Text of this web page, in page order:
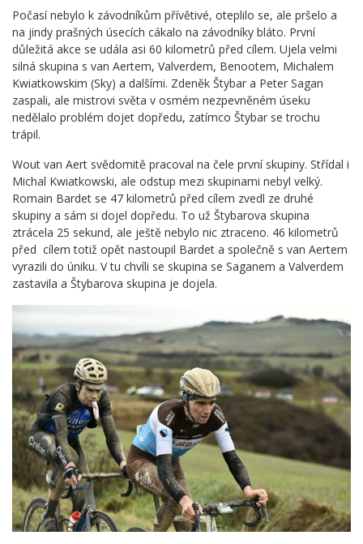
Počasí nebylo k závodníkům přívětivé, oteplilo se, ale pršelo a
na jindy prašných úsecích cákalo na závodníky bláto. První
důležitá akce se udála asi 60 kilometrů před cílem. Ujela velmi
silná skupina s van Aertem, Valverdem, Benootem, Michalem
Kwiatkowskim (Sky) a dalšími. Zdeněk Štybar a Peter Sagan
zaspali, ale mistrovi světa v osmém nezpevněném úseku
nedělalo problém dojet dopředu, zatímco Štybar se trochu
trápil.
Wout van Aert svědomitě pracoval na čele první skupiny. Střídal i
Michal Kwiatkowski, ale odstup mezi skupinami nebyl velký.
Romain Bardet se 47 kilometrů před cílem zvedl ze druhé
skupiny a sám si dojel dopředu. To už Štybarova skupina
ztrácela 25 sekund, ale ještě nebylo nic ztraceno. 46 kilometrů
před cílem totiž opět nastoupil Bardet a společně s van Aertem
vyrazili do úniku. V tu chvíli se skupina se Saganem a Valverdem
zastavila a Štybarova skupina je dojela.